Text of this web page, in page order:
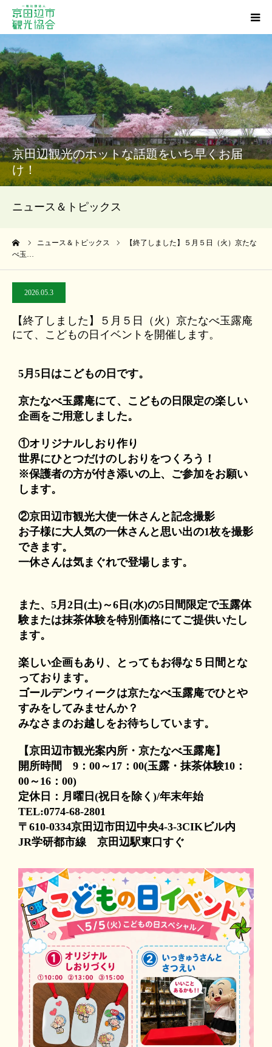
京田辺観光のホットな話題をいち早くお届
け！
ニュース＆トピックス
ニュース＆トピックス
【終了しました】５月５日（火）京たな
べ玉…
2026.05.3
【終了しました】５月５日（火）京たなべ玉露庵
にて、こどもの日イベントを開催します。
5月5日はこどもの日です。
京たなべ玉露庵にて、こどもの日限定の楽しい
企画をご用意しました。
①オリジナルしおり作り
世界にひとつだけのしおりをつくろう！
※保護者の方が付き添いの上、ご参加をお願い
します。
②京田辺市観光大使一休さんと記念撮影
お子様に大人気の一休さんと思い出の1枚を撮影
できます。
一休さんは気まぐれで登場します。
また、5月2日(土)～6日(水)の5日間限定で玉露体
験または抹茶体験を特別価格にてご提供いたし
ます。
楽しい企画もあり、とってもお得な５日間とな
っております。
ゴールデンウィークは京たなべ玉露庵でひとや
すみをしてみませんか？
みなさまのお越しをお待ちしています。
【京田辺市観光案内所・京たなべ玉露庵】
開所時間 9：00～17：00(玉露・抹茶体験10：
00～16：00)
定休日：月曜日(祝日を除く)/年末年始
TEL:0774-68-2801
〒610-0334京田辺市田辺中央4-3-3CIKビル内
JR学研都市線 京田辺駅東口すぐ
観光スポット
グルメ
ショッピング
宿泊・温泉